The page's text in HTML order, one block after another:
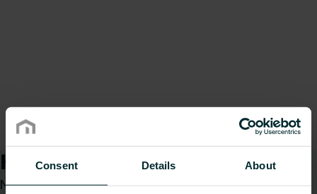
Consent Details About
Kaip galime Jums padėti?
Nesvarbu, ar esate specifikacijų rengėjas,